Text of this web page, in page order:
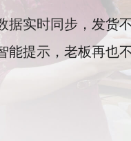
据实时同步，发货
能提示，老板再也